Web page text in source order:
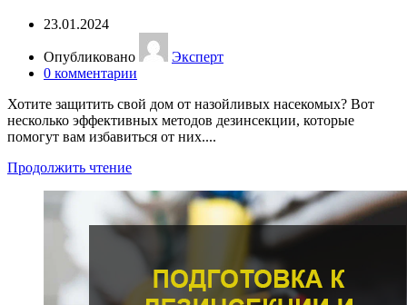
23.01.2024
Опубликовано
Эксперт
0 комментарии
Хотите защитить свой дом от назойливых насекомых? Вот
несколько эффективных методов дезинсекции, которые
помогут вам избавиться от них....
Продолжить чтение